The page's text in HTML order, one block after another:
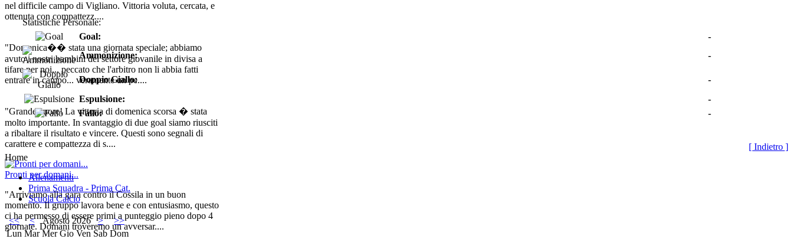
nel difficile campo di Vigliano. Vittoria voluta, cercata, e
ottenuta con compattezz....
"Domenica�� stata una giornata speciale; abbiamo
avuto i nostri bambini del settore giovanile in divisa a
tifare per noi... peccato che l'arbitro non li abbia fatti
entrare in campo... veramente un pe....
"Grande cuore! La vittoria di domenica scorsa � stata
molto importante. In svantaggio di due goal siamo riusciti
a ribaltare il risultato e vincere. Questi sono segnali di
carattere e compattezza di s....
Pronti per domani...
"Arriviamo alla gara contro il Cossila in un buon
momento. Il gruppo lavora bene e con entusiasmo, questo
ci ha permesso di essere primi a punteggio pieno dopo 4
giornate. Domani troveremo un avversar....
Statistiche Personale:
Goal:
-
Ammonizione:
-
Doppio Giallo:
-
Espulsione:
-
Fallo:
-
[ Indietro ]
Home
Allenamenti
Prima Squadra - Prima Cat.
Scuola Calcio
<< < Agosto 2026 >
>>
Lun Mar Mer Gio Ven Sab Dom